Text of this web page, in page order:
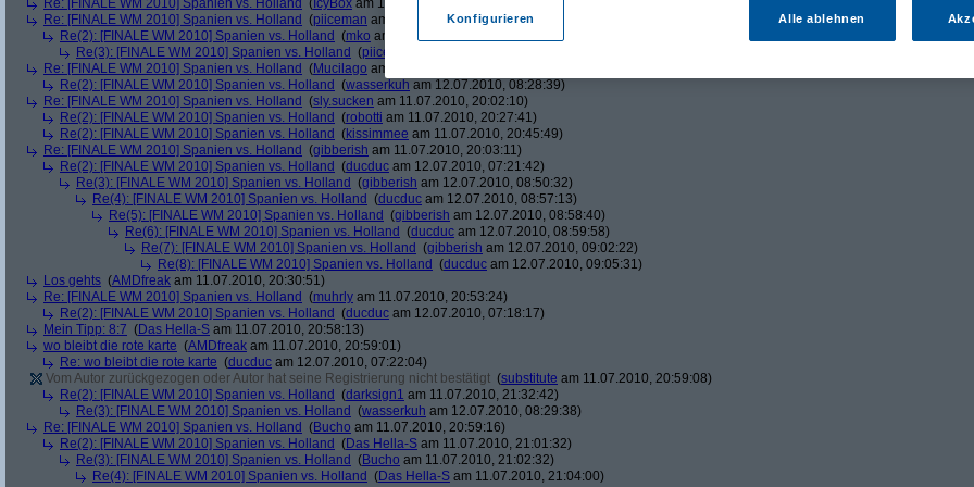
Re: [FINALE WM 2010] Spanien vs. Holland ( IcyBox am 11.07.2010, 17:22:38)
Re: [FINALE WM 2010] Spanien vs. Holland (piiceman am 11.07.2010, 17:42:05)
Re(2): [FINALE WM 2010] Spanien vs. Holland (mko am 11.07.2010, 17:45:00)
Re(3): [FINALE WM 2010] Spanien vs. Holland (piiceman
Re: [FINALE WM 2010] Spanien vs. Holland (Mucilago am 11.07.2010, 19:16:01)
Re(2): [FINALE WM 2010] Spanien vs. Holland (wasserkuh am 12.07.2010, 08:28:39)
Re: [FINALE WM 2010] Spanien vs. Holland (sly.sucken am 11.07.2010, 20:02:10)
Re(2): [FINALE WM 2010] Spanien vs. Holland (robotti am 11.07.2010, 20:27:41)
Re(2): [FINALE WM 2010] Spanien vs. Holland (kissimmee am 11.07.2010, 20:45:49)
Re: [FINALE WM 2010] Spanien vs. Holland (gibberish am 11.07.2010, 20:03:11)
Re(2): [FINALE WM 2010] Spanien vs. Holland (ducduc am 12.07.2010, 07:21:42)
Re(3): [FINALE WM 2010] Spanien vs. Holland (gibberish am 12.07.2010, 08:50:32)
Re(4): [FINALE WM 2010] Spanien vs. Holland (ducduc am 12.07.2010, 08:57:13)
Re(5): [FINALE WM 2010] Spanien vs. Holland (gibberish am 12.07.2010, 08:58:40)
Re(6): [FINALE WM 2010] Spanien vs. Holland (ducduc am 12.07.2010, 08:59:58)
Re(7): [FINALE WM 2010] Spanien vs. Holland (gibberish am 12.07.2010, 09:02:22)
Re(8): [FINALE WM 2010] Spanien vs. Holland (ducduc am 12.07.2010, 09:05:31)
Los gehts (AMDfreak am 11.07.2010, 20:30:51)
Re: [FINALE WM 2010] Spanien vs. Holland (muhrly am 11.07.2010, 20:53:24)
Re(2): [FINALE WM 2010] Spanien vs. Holland (ducduc am 12.07.2010, 07:18:17)
Mein Tipp: 8:7 (Das Hella-S am 11.07.2010, 20:58:13)
wo bleibt die rote karte (AMDfreak am 11.07.2010, 20:59:01)
Re: wo bleibt die rote karte (ducduc am 12.07.2010, 07:22:04)
Vom Autor zurückgezogen oder Autor hat seine Registrierung nicht bestätigt (substitute am 11.07.2010, 20:59:08)
Re(2): [FINALE WM 2010] Spanien vs. Holland (darksign1 am 11.07.2010, 21:32:42)
Re(3): [FINALE WM 2010] Spanien vs. Holland (wasserkuh am 12.07.2010, 08:29:38)
Re: [FINALE WM 2010] Spanien vs. Holland (Bucho am 11.07.2010, 20:59:16)
Re(2): [FINALE WM 2010] Spanien vs. Holland (Das Hella-S am 11.07.2010, 21:01:32)
Re(3): [FINALE WM 2010] Spanien vs. Holland (Bucho am 11.07.2010, 21:02:32)
Re(4): [FINALE WM 2010] Spanien vs. Holland (Das Hella-S am 11.07.2010, 21:04:00)
Konfigurieren Alle ablehnen